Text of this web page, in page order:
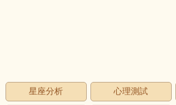
星座分析 心理測試